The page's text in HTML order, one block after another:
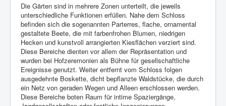
Die Gärten sind in mehrere Zonen unterteilt, die jeweils
unterschiedliche Funktionen erfüllen. Nahe dem Schloss
befinden sich die sogenannten Parterres, flache, ornamental
gestaltete Beete, die mit farbenfrohen Blumen, niedrigen
Hecken und kunstvoll arrangierten Kiesflächen verziert sind.
Diese Bereiche dienten vor allem der Repräsentation und
wurden bei Hofzeremonien als Bühne für gesellschaftliche
Ereignisse genutzt. Weiter entfernt vom Schloss folgen
ausgedehnte Boskette, dicht bepflanzte Waldstücke, die durch
ein Netz von geraden Wegen und Alleen erschlossen werden.
Diese Bereiche boten Raum für intime Spaziergänge,